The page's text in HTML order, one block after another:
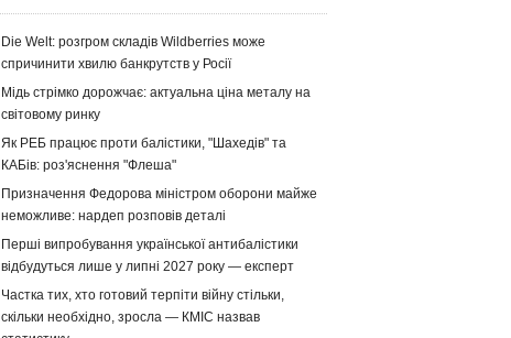
Die Welt: розгром складів Wildberries може
спричинити хвилю банкрутств у Росії
Мідь стрімко дорожчає: актуальна ціна металу на
світовому ринку
Як РЕБ працює проти балістики, "Шахедів" та
КАБів: роз'яснення "Флеша"
Призначення Федорова міністром оборони майже
неможливе: нардеп розповів деталі
Перші випробування української антибалістики
відбудуться лише у липні 2027 року — експерт
Частка тих, хто готовий терпіти війну стільки,
скільки необхідно, зросла — КМІС назвав